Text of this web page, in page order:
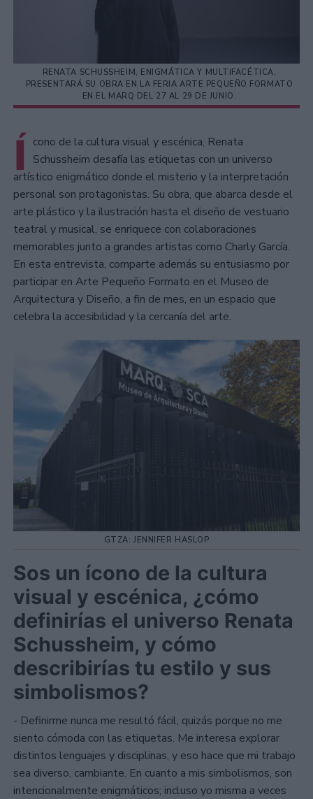
RENATA SCHUSSHEIM, ENIGMÁTICA Y MULTIFACÉTICA,
PRESENTARÁ SU OBRA EN LA FERIA ARTE PEQUEÑO FORMATO
EN EL MARQ DEL 27 AL 29 DE JUNIO.
Í
cono de la cultura visual y escénica, Renata
Schussheim desafía las etiquetas con un universo
artístico enigmático donde el misterio y la interpretación
personal son protagonistas. Su obra, que abarca desde el
arte plástico y la ilustración hasta el diseño de vestuario
teatral y musical, se enriquece con colaboraciones
memorables junto a grandes artistas como Charly García.
En esta entrevista, comparte además su entusiasmo por
participar en Arte Pequeño Formato en el Museo de
Arquitectura y Diseño, a fin de mes, en un espacio que
celebra la accesibilidad y la cercanía del arte.
GTZA: JENNIFER HASLOP
Sos un ícono de la cultura
visual y escénica, ¿cómo
definirías el universo Renata
Schussheim, y cómo
describirías tu estilo y sus
simbolismos?
- Definirme nunca me resultó fácil, quizás porque no me
siento cómoda con las etiquetas. Me interesa explorar
distintos lenguajes y disciplinas, y eso hace que mi trabajo
sea diverso, cambiante. En cuanto a mis simbolismos, son
intencionalmente enigmáticos; incluso yo misma a veces